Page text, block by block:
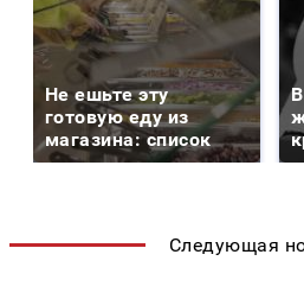
Не ешьте эту
готовую еду из
магазина: список
Следующая